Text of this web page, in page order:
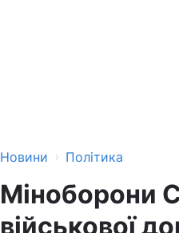
Новини › Політика
Міноборони
військової